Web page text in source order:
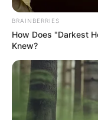
TAGS
ΠΟΥ ΕΓΙΝΕ
BRAINBERRIES
How Does "Darkest
Knew?